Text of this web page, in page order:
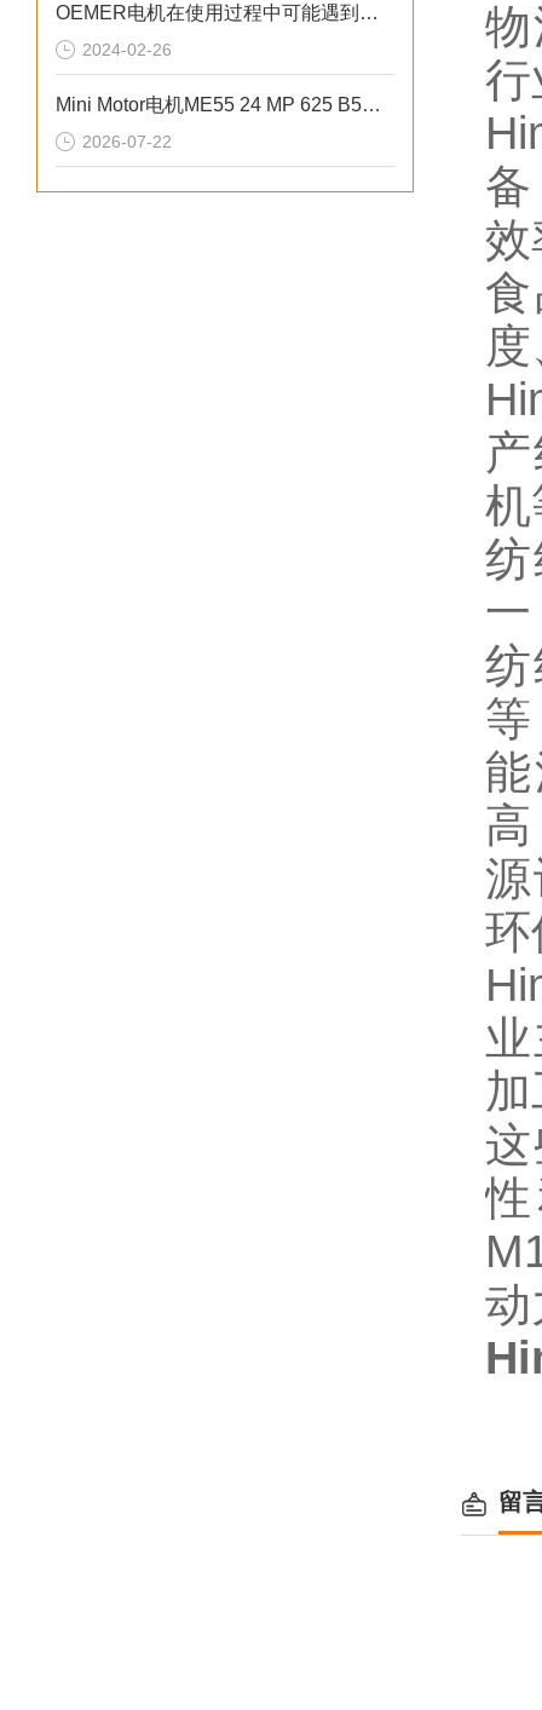
OEMER电机在使用过程中可能遇到的故障相应解决方法分享
2024-02-26
Mini Motor电机ME55 24 MP 625 B5外部结构设计讲解
2026-07-22
行
效
机
环
动
留